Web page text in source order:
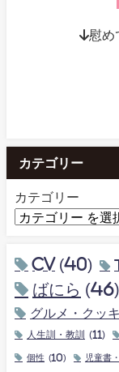
↓慰め
カテゴリー
カテゴリー
CV (40)
ばにら (46)
グルメ・クッ
人生訓・教訓 (11)
個性 (10) 児童書